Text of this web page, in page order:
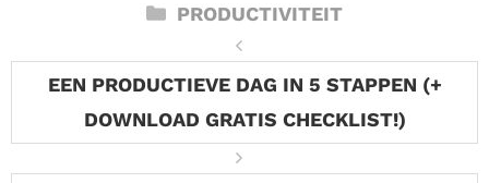
CATEGORIEËN
PRODUCTIVITEIT
EEN PRODUCTIEVE DAG IN 5 STAPPEN (+
DOWNLOAD GRATIS CHECKLIST!)